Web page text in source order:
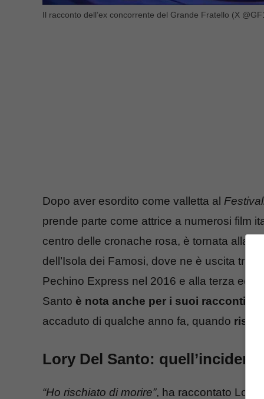
Il racconto dell’ex concorrente del Grande Fratello (X
Dopo aver esordito come valletta al
prende parte come attrice a numerosi film
centro delle cronache rosa, è tornata alla
dell’Isola dei Famosi, dove ne è uscita
Pechino Express nel 2016 e alla terza
Santo è nota anche per i suoi racconti
accaduto di qualche anno fa, quando
Lory Del Santo:
“Ho rischiato di morire”, ha raccontato Lory